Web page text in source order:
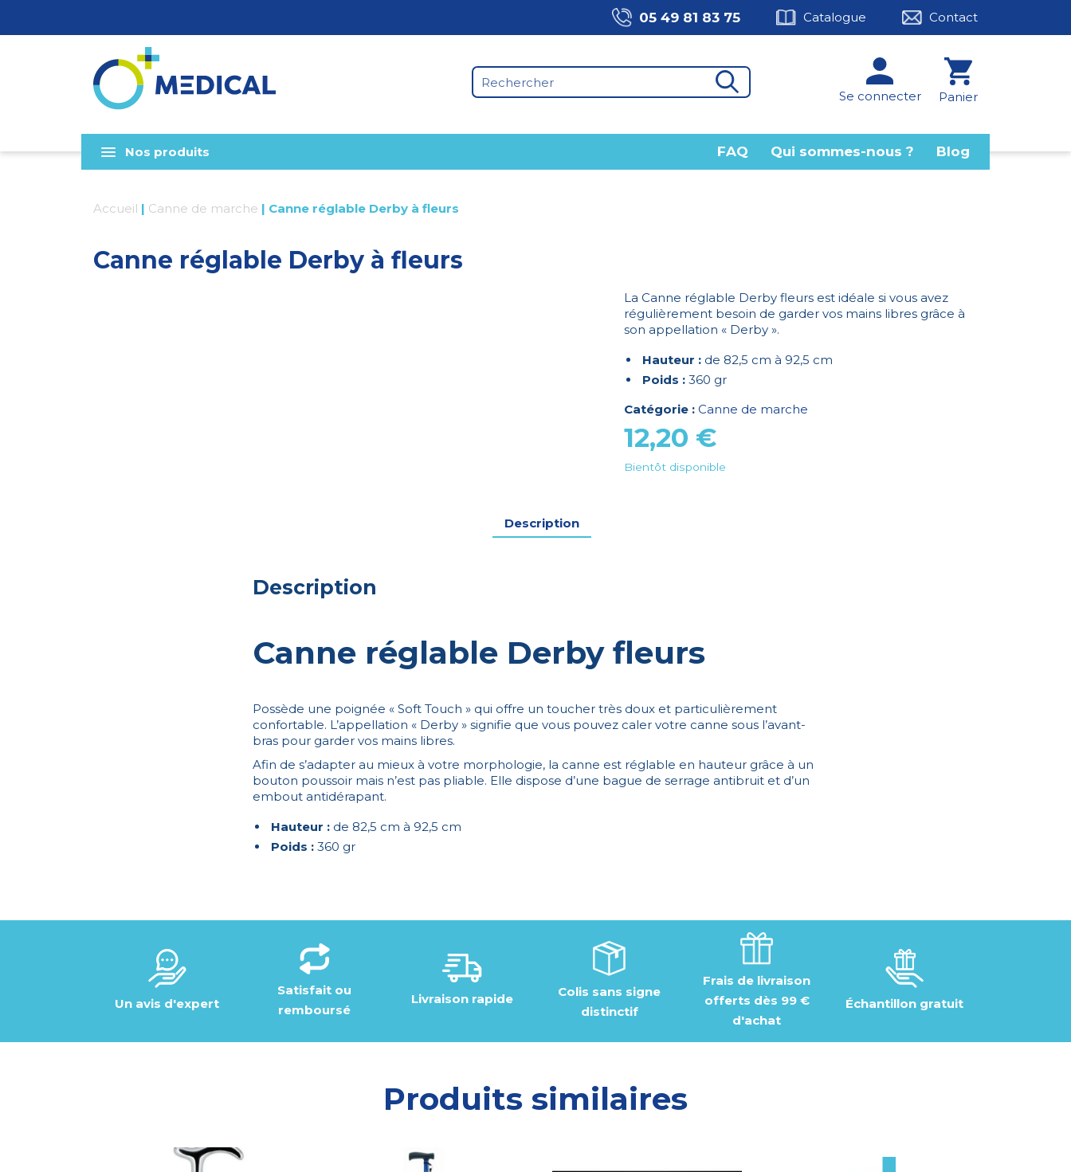
05 49 81 83 75 Catalogue Contact
Se connecter Panier
Nos produits FAQ Qui sommes-nous ? Blog
Accueil | Canne de marche | Canne réglable Derby à fleurs
Canne réglable Derby à fleurs
La Canne réglable Derby fleurs est idéale si vous avez
régulièrement besoin de garder vos mains libres grâce à
son appellation « Derby ».
Hauteur : de 82,5 cm à 92,5 cm
Poids : 360 gr
Catégorie : Canne de marche
12,20 €
Bientôt disponible
Description
Description
Canne réglable Derby fleurs
Possède une poignée « Soft Touch » qui offre un toucher très doux et particulièrement
confortable. L’appellation « Derby » signifie que vous pouvez caler votre canne sous l’avant-
bras pour garder vos mains libres.
Afin de s’adapter au mieux à votre morphologie, la canne est réglable en hauteur grâce à un
bouton poussoir mais n’est pas pliable. Elle dispose d’une bague de serrage antibruit et d’un
embout antidérapant.
Hauteur : de 82,5 cm à 92,5 cm
Poids : 360 gr
Un avis d'expert
Satisfait ou
remboursé
Livraison rapide
Colis sans signe
distinctif
Frais de livraison
offerts dès 99 €
d'achat
Échantillon gratuit
Produits similaires